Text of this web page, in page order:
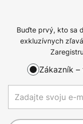
Buďte prvý, kto sa
exkluzívnych
Zákazník